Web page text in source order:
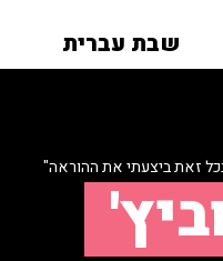
שבת עברית
זאת ביצעתי את ההוראה"